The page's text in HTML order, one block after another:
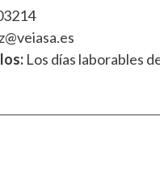
Los días laborables